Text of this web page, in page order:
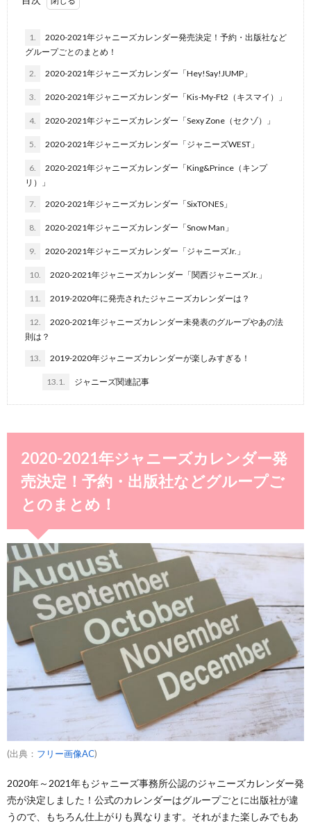
1.
2020-2021年ジャニーズカレンダー発売決定！予約・出版社など
グループごとのまとめ！
2. 2020-2021年ジャニーズカレンダー「Hey!Say!JUMP」
3. 2020-2021年ジャニーズカレンダー「Kis-My-Ft2（キスマイ）」
4. 2020-2021年ジャニーズカレンダー「Sexy Zone（セクゾ）」
5. 2020-2021年ジャニーズカレンダー「ジャニーズWEST」
6.
2020-2021年ジャニーズカレンダー「King&Prince（キンプ
リ）」
7. 2020-2021年ジャニーズカレンダー「SixTONES」
8. 2020-2021年ジャニーズカレンダー「Snow Man」
9. 2020-2021年ジャニーズカレンダー「ジャニーズJr.」
10. 2020-2021年ジャニーズカレンダー「関西ジャニーズJr.」
11. 2019-2020年に発売されたジャニーズカレンダーは？
12.
2020-2021年ジャニーズカレンダー未発表のグループやあの法
則は？
13. 2019-2020年ジャニーズカレンダーが楽しみすぎる！
13.1. ジャニーズ関連記事
2020-2021年ジャニーズカレンダー発
売決定！予約・出版社などグループご
とのまとめ！
(出典： フリー画像AC)
2020年～2021年もジャニーズ事務所公認のジャニーズカレンダー発
売が決定しました！公式のカレンダーはグループごとに出版社が違
うので、もちろん仕上がりも異なります。それがまた楽しみでもあ